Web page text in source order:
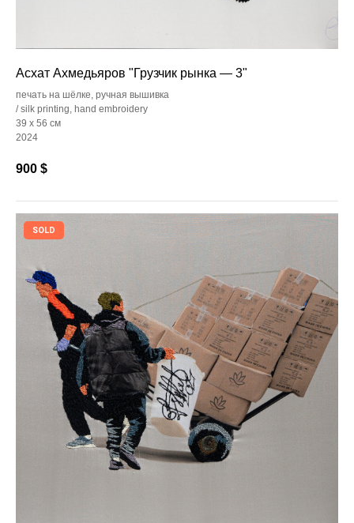
Асхат Ахмедьяров "Грузчик рынка — 3"
печать на шёлке, ручная вышивка
/ silk printing, hand embroidery
39 x 56 см
2024
900 $
SOLD